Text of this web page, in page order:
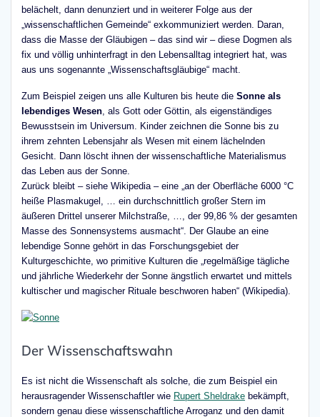
belächelt, dann denunziert und in weiterer Folge aus der
„wissenschaftlichen Gemeinde“ exkommuniziert werden. Daran,
dass die Masse der Gläubigen – das sind wir – diese Dogmen als
fix und völlig unhinterfragt in den Lebensalltag integriert hat, was
aus uns sogenannte „Wissenschaftsgläubige“ macht.
Zum Beispiel zeigen uns alle Kulturen bis heute die Sonne als
lebendiges Wesen , als Gott oder Göttin, als eigenständiges
Bewusstsein im Universum. Kinder zeichnen die Sonne bis zu
ihrem zehnten Lebensjahr als Wesen mit einem lächelnden
Gesicht. Dann löscht ihnen der wissenschaftliche Materialismus
das Leben aus der Sonne.
Zurück bleibt – siehe Wikipedia – eine „an der Oberfläche 6000 °C
heiße Plasmakugel, … ein durchschnittlich großer Stern im
äußeren Drittel unserer Milchstraße, …, der 99,86 % der gesamten
Masse des Sonnensystems ausmacht“. Der Glaube an eine
lebendige Sonne gehört in das Forschungsgebiet der
Kulturgeschichte, wo primitive Kulturen die „regelmäßige tägliche
und jährliche Wiederkehr der Sonne ängstlich erwartet und mittels
kultischer und magischer Rituale beschworen haben“ (Wikipedia).
Der Wissenschaftswahn
Es ist nicht die Wissenschaft als solche, die zum Beispiel ein
herausragender Wissenschaftler wie Rupert Sheldrake bekämpft,
sondern genau diese wissenschaftliche Arroganz und den damit